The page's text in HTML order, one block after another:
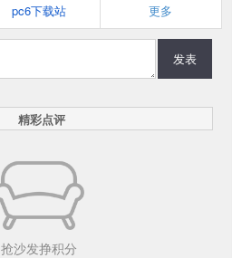
pc6下载站 更多
发表
精彩点评
抢沙发挣积分